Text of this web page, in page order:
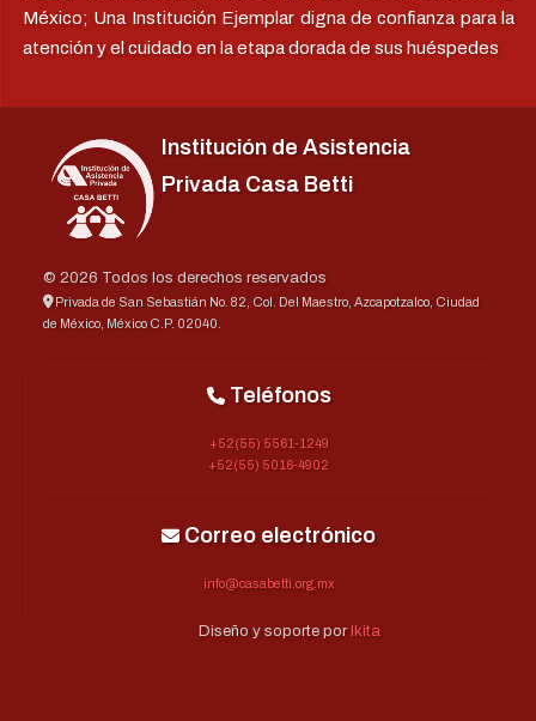
México; Una Institución Ejemplar digna de confianza para la
atención y el cuidado en la etapa dorada de sus huéspedes
Institución de Asistencia
Privada Casa Betti
© 2026 Todos los derechos reservados
Privada de San Sebastián No. 82, Col. Del Maestro, Azcapotzalco, Ciudad
de México, México C.P. 02040.
Teléfonos
+52(55) 5561-1249
+52(55) 5016-4902
Correo electrónico
info@casabetti.org.mx
Diseño y soporte por Ikita